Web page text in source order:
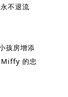
不退流
孩房增添
Miffy 的忠